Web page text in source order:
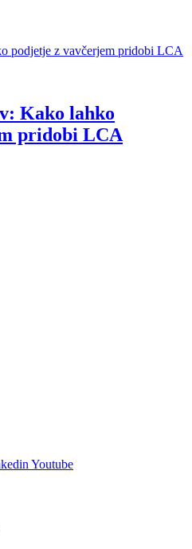
podjetje z vavčerjem pridobi LCA
Kako lahko
pridobi LCA
Youtube